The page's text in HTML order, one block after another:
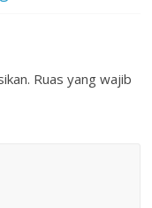
Ruas yang wajib